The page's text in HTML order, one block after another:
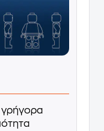
γρήγορα